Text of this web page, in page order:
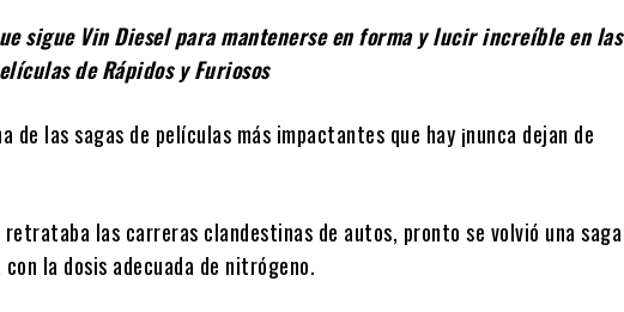
sigue Vin Diesel para mantenerse en forma y lucir increíble en las
de Rápidos y Furiosos
de las sagas de películas más impactantes que hay ¡nunca dejan de
retrataba las carreras clandestinas de autos, pronto se volvió una saga
la dosis adecuada de nitrógeno.